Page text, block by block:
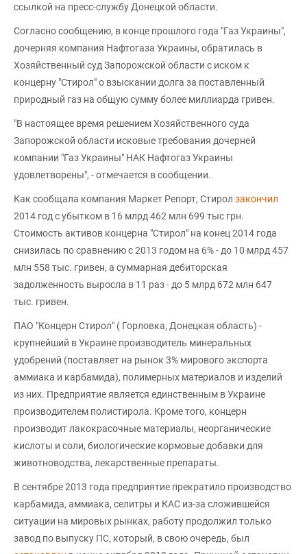
ссылкой на пресс-службу Донецкой области.
Согласно сообщению, в конце прошлого года "Газ Украины",
дочерняя компания Нафтогаза Украины, обратилась в
Хозяйственный суд Запорожской области с иском к
концерну "Стирол" о взыскании долга за поставленный
природный газ на общую сумму более миллиарда гривен.
"В настоящее время решением Хозяйственного суда
Запорожской области исковые требования дочерней
компании "Газ Украины" НАК Нафтогаз Украины
удовлетворены", - отмечается в сообщении.
Как сообщала компания Маркет Репорт, Стирол закончил
2014 год с убытком в 16 млрд 462 млн 699 тыс грн.
Стоимость активов концерна "Стирол" на конец 2014 года
снизилась по сравнению с 2013 годом на 6% - до 10 млрд 457
млн 558 тыс. гривен, а суммарная дебиторская
задолженность выросла в 11 раз - до 5 млрд 672 млн 647
тыс. гривен.
ПАО "Концерн Стирол" ( Горловка, Донецкая область) -
крупнейший в Украине производитель минеральных
удобрений (поставляет на рынок 3% мирового экспорта
аммиака и карбамида), полимерных материалов и изделий
из них. Предприятие является единственным в Украине
производителем полистирола. Кроме того, концерн
производит лакокрасочные материалы, неорганические
кислоты и соли, биологические кормовые добавки для
животноводства, лекарственные препараты.
В сентябре 2013 года предприятие прекратило производство
карбамида, аммиака, селитры и КАС из-за сложившейся
ситуации на мировых рынках, работу продолжил только
завод по выпуску ПС, который, в свою очередь, был